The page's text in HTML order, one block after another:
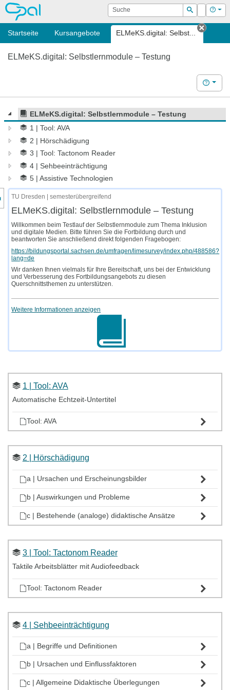
OPAL Suche
Suchen
Login Hilfe
Startseite Kursangebote ELMeKS.digital: Selbst...
Tab
ELMeKS.digital: Selbstlernmodule – Testung
Hilfe
ELMeKS.digital: Selbstlernmodule – Testung
1 | Tool: AVA
2 | Hörschädigung
3 | Tool: Tactonom Reader
4 | Sehbeeinträchtigung
5 | Assistive Technologien
des Kursmenüs
TU Dresden | semesterübergreifend
ELMeKS.digital: Selbstlernmodule – Testung
Willkommen beim Testlauf der Selbstlernmodule zum Thema Inklusion
und digitale Medien. Bitte führen Sie die Fortbildung durch und
beantworten Sie anschließend direkt folgenden Fragebogen:
https://bildungsportal.sachsen.de/umfragen/limesurvey/index.php/488586?
lang=de
Wir danken Ihnen vielmals für Ihre Bereitschaft, uns bei der Entwicklung
und Verbesserung des Fortbildungsangebots zu diesen
Querschnittsthemen zu unterstützen.
Weitere Informationen anzeigen
1 | Tool: AVA
Automatische Echtzeit-Untertitel
Tool: AVA
2 | Hörschädigung
a | Ursachen und Erscheinungsbilder
b | Auswirkungen und Probleme
c | Bestehende (analoge) didaktische Ansätze
3 | Tool: Tactonom Reader
Taktile Arbeitsblätter mit Audiofeedback
Tool: Tactonom Reader
4 | Sehbeeinträchtigung
a | Begriffe und Definitionen
b | Ursachen und Einflussfaktoren
c | Allgemeine Didaktische Überlegungen